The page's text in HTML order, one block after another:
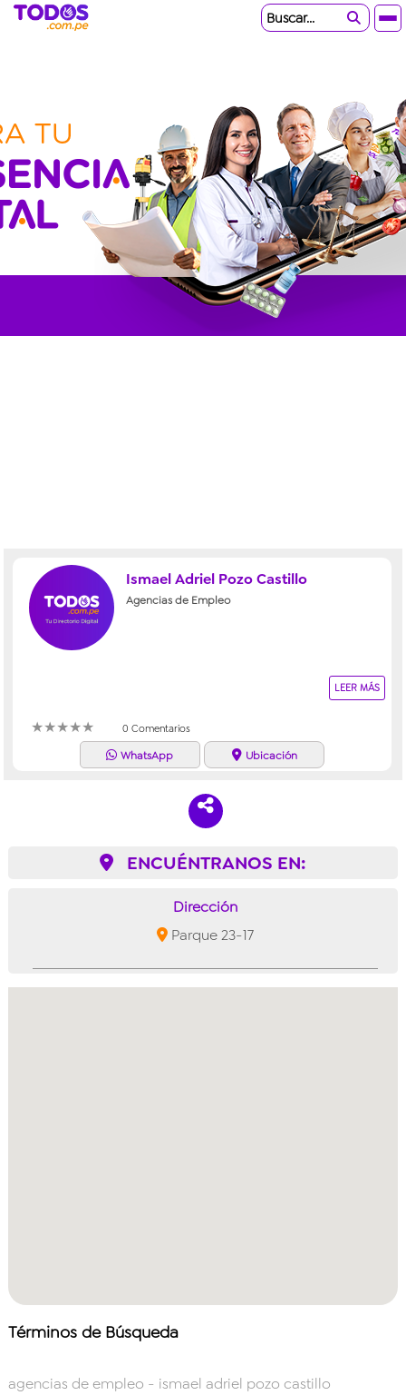
Buscar...
Ismael Adriel Pozo Castillo
Agencias de Empleo
LEER MÁS
★★★★★ 0 Comentarios
ENCUÉNTRANOS EN:
Dirección
Parque 23-17
Términos de Búsqueda
agencias de empleo - ismael adriel pozo castillo